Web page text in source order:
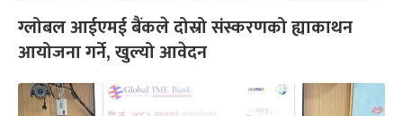
ग्लोबल आईएमई बैंकले दोस्रो संस्करणको ह्याकाथन
आयोजना गर्ने, खुल्यो आवेदन